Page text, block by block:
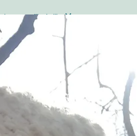
og grillet kylling